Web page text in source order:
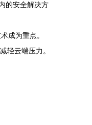
的安全解决方
成为重点。
轻云端压力。